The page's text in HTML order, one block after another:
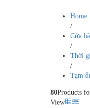
Home
/
Cửa
/
Thời
/
Tạm
80Products
View